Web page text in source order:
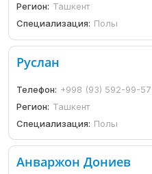
Регион: Ташкент
Специализация: Полы
Руслан
Телефон: +998 (93) 592-99-57
Регион: Ташкент
Специализация: Полы
Анваржон Дониев